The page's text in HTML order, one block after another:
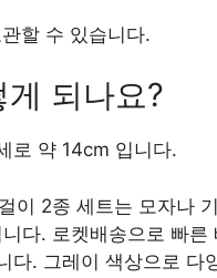
할 수 있습니다.
되나요?
로 약 14cm 입니다.
이 2종 세트는 모자나
다. 로켓배송으로 빠
다. 그레이 색상으로 다